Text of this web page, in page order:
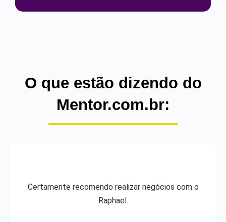
O que estão dizendo do
Mentor.com.br:
Certamente recomendo realizar negócios com o
Raphael.